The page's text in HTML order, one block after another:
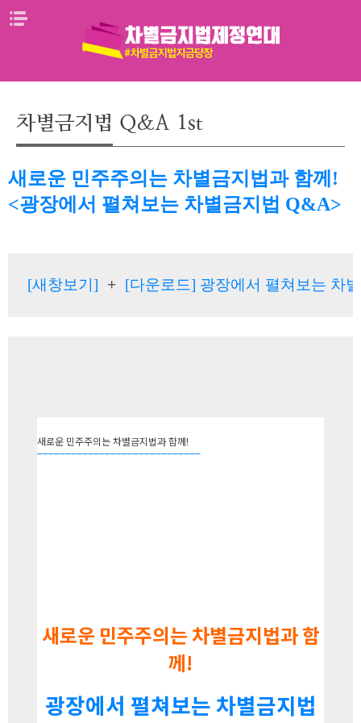
Skip
차별금지법 Q&A 1st
새로운 민주주의는 차별금지법과 함께!
<광장에서 펼쳐보는 차별금지법 Q&A>
[새창보기] + [다운로드] 광장에서 펼쳐보는 차